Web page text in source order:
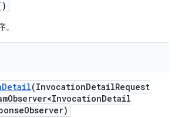
Detail(InvocationDetailRequest
Observer<InvocationDetail
Observer)